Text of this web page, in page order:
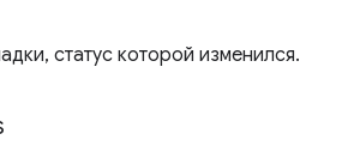
статус которой изменился.